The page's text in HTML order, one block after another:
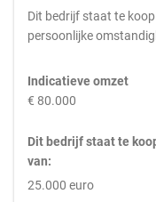
Dit bedrijf staat te
persoonlijke
Indicatieve omzet
€ 80.000
Dit bedrijf staat te
van:
25.000 euro